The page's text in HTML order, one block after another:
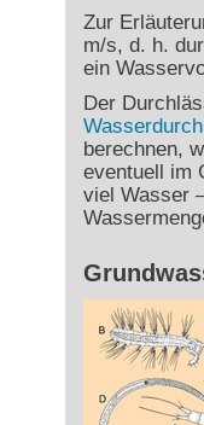
Zur
m/s, d. h.
ein
Der
berechnen,
eventuell im
viel Wasser